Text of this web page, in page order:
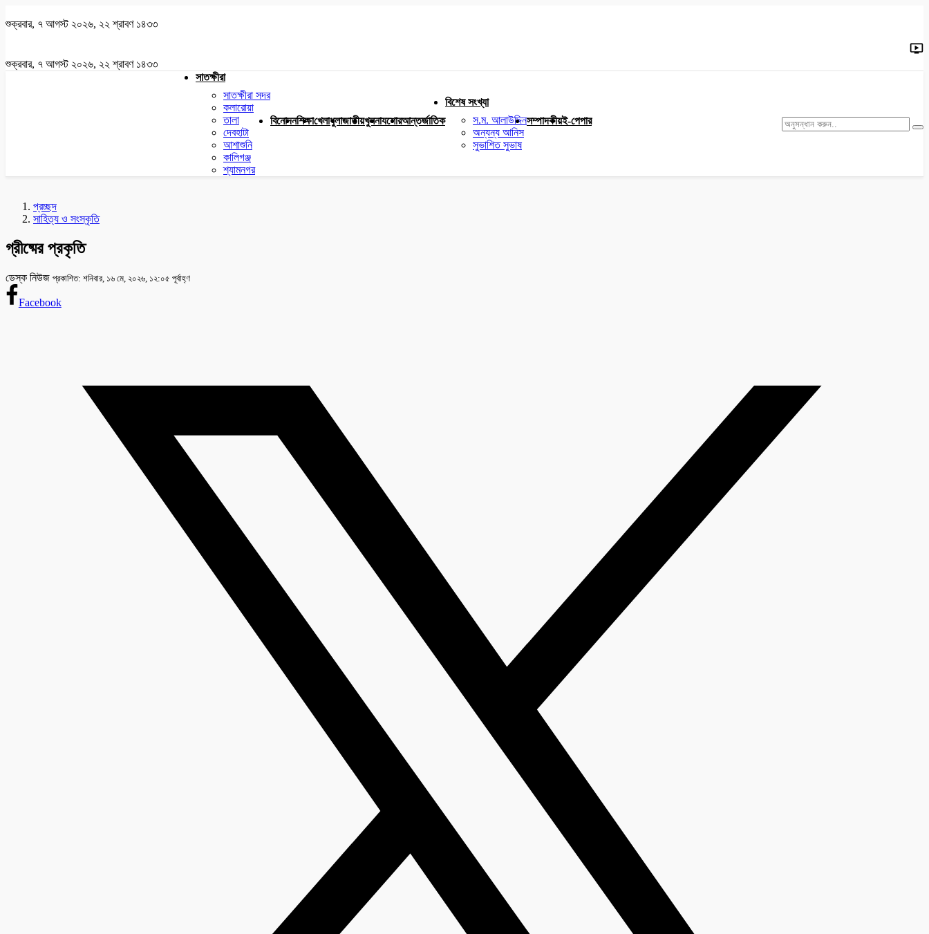
শুক্রবার, ৭ আগস্ট ২০২৬, ২২ শ্রাবণ ১৪৩৩
শুক্রবার, ৭ আগস্ট ২০২৬, ২২ শ্রাবণ ১৪৩৩
সাতক্ষীরা
সাতক্ষীরা সদর
কলারোয়া
তালা
দেবহাটা
আশাশুনি
কালিগঞ্জ
শ্যামনগর
বিনোদনশিক্ষাখেলাধুলাজাতীয়খুলনাযশোরআন্তর্জাতিক
বিশেষ সংখ্যা
স.ম. আলাউদ্দিন
অন্যন্য আনিস
সুভাশিত সুভাষ
সম্পাদকীয়ই-পেপার
প্রচ্ছদ
সাহিত্য ও সংস্কৃতি
গ্রীষ্মের প্রকৃতি
ডেস্ক নিউজ প্রকাশিত: শনিবার, ১৬ মে, ২০২৬, ১২:০৫ পূর্বাহ্ণ
Facebook